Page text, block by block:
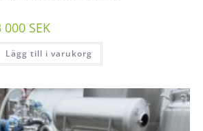
000 SEK
Lägg till i varukorg